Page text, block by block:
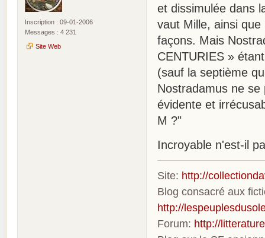
Inscription : 09-01-2006
Messages : 4 231
Site Web
et dissimulée dans
vaut Mille, ainsi
façons. Mais
CENTURIES »
(sauf la septième
Nostradamus ne
évidente et
M ?"
Incroyable n'est-il
Site: http://
Blog consacré aux
http://
Forum: http://